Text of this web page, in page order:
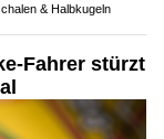
& Halbkugeln
Fahrer stürzt